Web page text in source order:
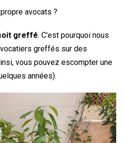
avocats ?
greffé. C'est pourquoi nous
greffés sur des
vous pouvez escompter une
années).